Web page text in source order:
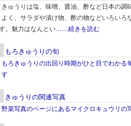
きゅうりは塩、味噌、醤油、酢など日本の調
よく、サラダや漬け物、酢の物などいろいろ
。魅力はなんとい……続きを読む
もろきゅうりの旬
もろきゅうりの出回り時期がひと目でわかる
す
きゅうりの関連写真
野菜写真のページにあるマイクロキュウリの